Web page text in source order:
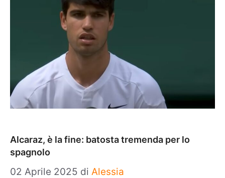
Alcaraz, è la fine: batosta tremenda per lo
spagnolo
02 Aprile 2025 di Alessia